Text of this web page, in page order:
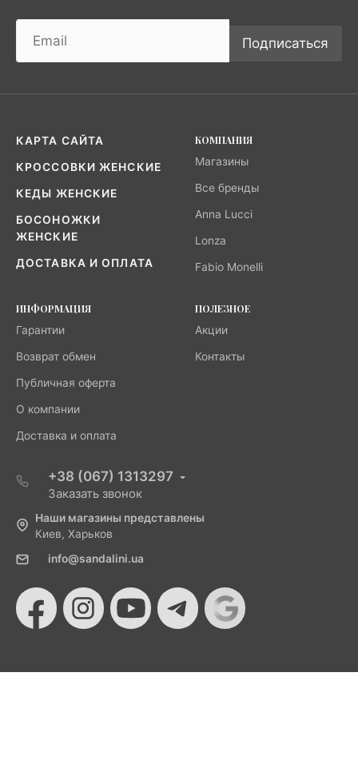
Подписаться
КАРТА САЙТА
КРОССОВКИ ЖЕНСКИЕ
КЕДЫ ЖЕНСКИЕ
БОСОНОЖКИ
ЖЕНСКИЕ
ДОСТАВКА И ОПЛАТА
КОМПАНИЯ
Магазины
Все бренды
Anna Lucci
Lonza
Fabio Monelli
ИНФОРМАЦИЯ
Гарантии
Возврат обмен
Публичная оферта
О компании
Доставка и оплата
ПОЛЕЗНОЕ
Акции
Контакты
+38 (067) 1313297
Заказать звонок
Наши магазины представлены
Киев, Харьков
info@sandalini.ua